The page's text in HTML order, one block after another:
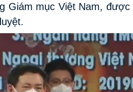
Giám mục Việt Nam,